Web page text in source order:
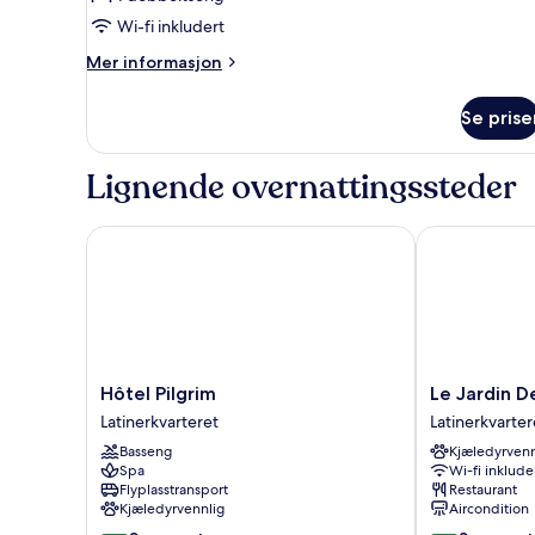
Wi-fi inkludert
Mer informasjon
Mer
Se
Lignende overnattingssteder
Hôtel
Pilgrim
Latinerkvarteret
Hôtel Pilgrim
Latinerkvarteret
Basseng
Spa
Flyplasstransport
Kjæledyrvennlig
Hôtel Pilgrim
Le
Jardin
De
Verre
by
Locke
Latinerkvarteret
Le Jardin
Wi-fi
Restaurant
Aircondition
Le Jardin De